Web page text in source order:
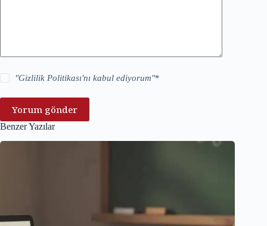
"Gizlilik Politikası'nı kabul ediyorum"*
Yorum gönder
Benzer Yazılar